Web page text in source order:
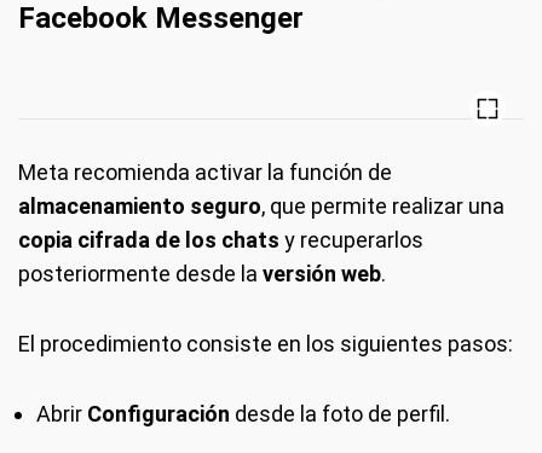
Facebook Messenger
Meta recomienda activar la función de
almacenamiento seguro, que permite realizar una
copia cifrada de los chats y recuperarlos
posteriormente desde la versión web.
El procedimiento consiste en los siguientes pasos:
Abrir Configuración desde la foto de perfil.